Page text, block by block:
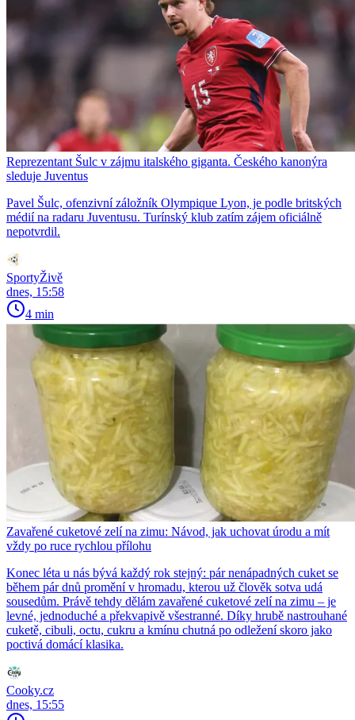
Reprezentant Šulc v zájmu italského giganta. Českého kanonýra
sleduje Juventus
Pavel Šulc, ofenzivní záložník Olympique Lyon, je podle britských
médií na radaru Juventusu. Turínský klub zatím zájem oficiálně
nepotvrdil.
SportyŽivě
dnes, 15:58
4 min
Zavařené cuketové zelí na zimu: Návod, jak uchovat úrodu a mít
vždy po ruce rychlou přílohu
Konec léta u nás bývá každý rok stejný: pár nenápadných cuket se
během pár dnů promění v hromadu, kterou už člověk sotva udá
sousedům. Právě tehdy dělám zavařené cuketové zelí na zimu – je
levné, jednoduché a překvapivě všestranné. Díky hrubě nastrouhané
cuketě, cibuli, octu, cukru a kmínu chutná po odležení skoro jako
poctivá domácí klasika.
Cooky.cz
dnes, 15:55